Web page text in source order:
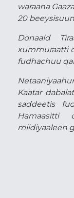
waraana
20
Donaald
xummuraatti
fudhachuu
Kaatar
saddeetis
Hamaasitti
miidiyaaleen